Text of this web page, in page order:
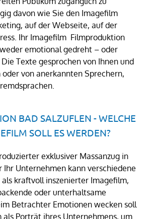
davon wie Sie den Imagefilm
auf der Webseite, auf der
Ihr Imagefilm Filmproduktion
emotional gedreht – oder
Texte gesprochen von Ihnen und
von anerkannten Sprechern,
BAD SALZUFLEN - WELCHE
SOLL ES WERDEN?
exklusiver Massanzug in
Ihr Unternehmen kann verschiedene
kraftvoll inszenierter Imagefilm,
oder unterhaltsame
Betrachter Emotionen wecken soll
Porträt ihres Unternehmens, um